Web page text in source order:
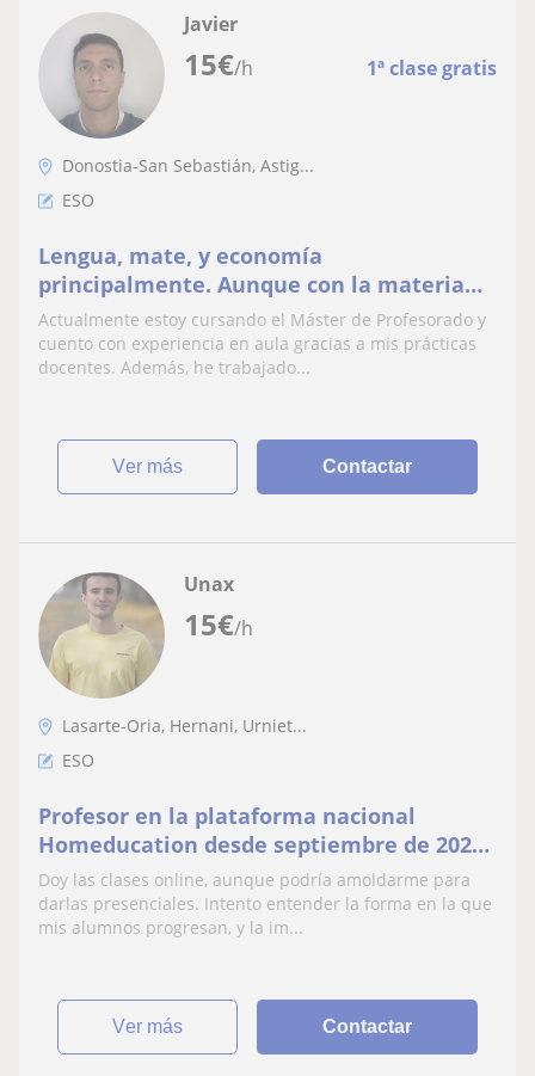
15€/h 1ª clase gratis
Javier
Donostia-San Sebastián, Astig...
ESO
Lengua, mate, y economía
principalmente. Aunque con la materia
me amoldo a lo que se necesite
Actualmente estoy cursando el Máster de Profesorado y
cuento con experiencia en aula gracias a mis prácticas
docentes. Además, he trabajado...
ver más Contactar
15€/h
Unax
Lasarte-Oria, Hernani, Urniet...
ESO
Profesor en la plataforma nacional
Homeducation desde septiembre de 2025,
imparto asignaturas de la ESO y
bachillerato
Doy las clases online, aunque podría amoldarme para
darlas presenciales. Intento entender la forma en la que
mis alumnos progresan, y la im...
ver más Contactar